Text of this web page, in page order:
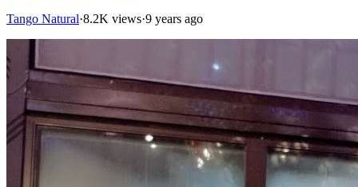
Tango Natural·8.2K views·9 years ago